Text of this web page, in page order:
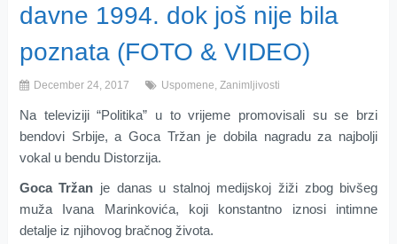
davne 1994. dok još nije bila
poznata (FOTO & VIDEO)
December 24, 2017 Uspomene, Zanimljivosti
Na televiziji “Politika” u to vrijeme promovisali su se brzi
bendovi Srbije, a Goca Tržan je dobila nagradu za najbolji
vokal u bendu Distorzija.
Goca Tržan je danas u stalnoj medijskoj žiži zbog bivšeg
muža Ivana Marinkovića, koji konstantno iznosi intimne
detalje iz njihovog bračnog života.